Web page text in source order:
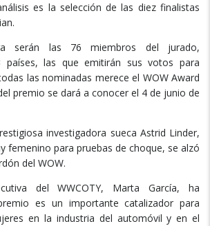
es la selección de las diez finalistas
serán las 76 miembros del jurado,
países, las que emitirán sus votos para
las nominadas merece el WOW Award
premio se dará a conocer el 4 de junio de
investigadora sueca Astrid Linder,
femenino para pruebas de choque, se alzó
del WOW.
del WWCOTY, Marta García, ha
es un importante catalizador para
en la industria del automóvil y en el